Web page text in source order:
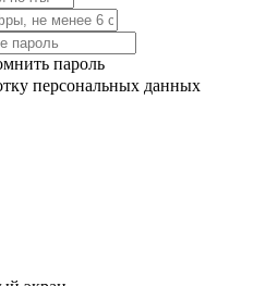
пароль
персональных данных